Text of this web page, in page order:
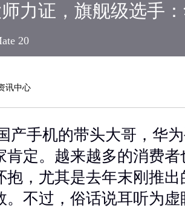
力证，旗舰级选手
20
讯中心
产手机的带头大哥，华
肯定。越来越多的消费者
抱，尤其是去年末刚推出
。不过，俗话说耳听为